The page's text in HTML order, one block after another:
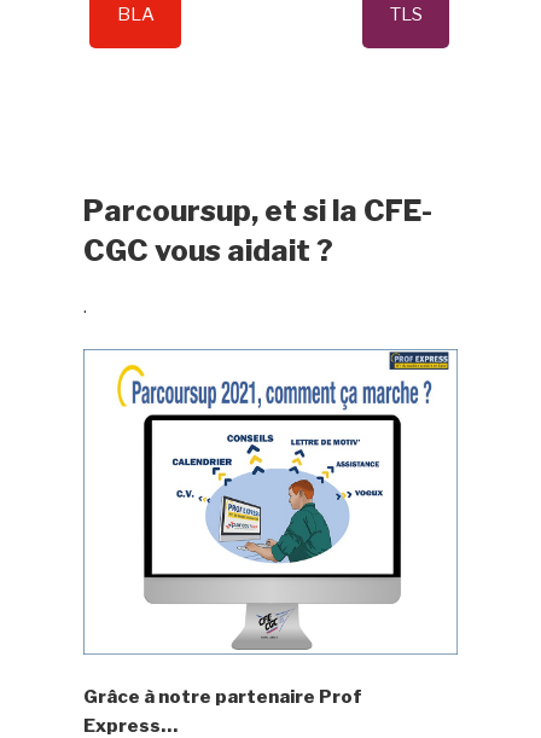
BLA TLS
Parcoursup, et si la CFE-
CGC vous aidait ?
.
Grâce à notre partenaire Prof
Express…